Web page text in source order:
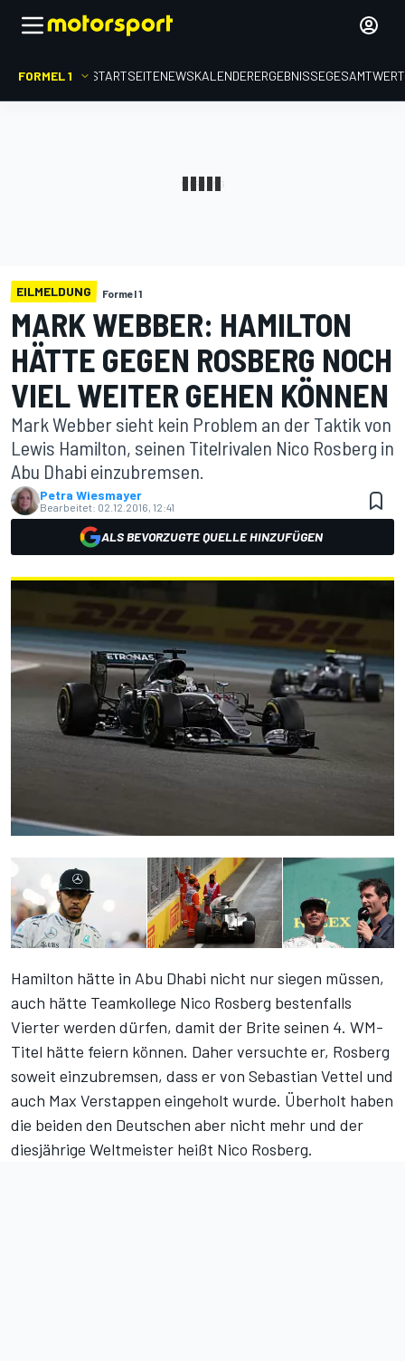
FORMEL 1 STARTSEITENEWSKALENDERERGEBNISSE
EILMELDUNG Formel 1
MARK WEBBER: HAMILTON
HÄTTE GEGEN ROSBERG NOCH
VIEL WEITER GEHEN KÖNNEN
Mark Webber sieht kein Problem an der Taktik von
Lewis Hamilton, seinen Titelrivalen Nico Rosberg in
Abu Dhabi einzubremsen.
Petra Wiesmayer
Bearbeitet: 02.12.2016, 12:41
ALS BEVORZUGTE QUELLE HINZUFÜGEN
Hamilton hätte in Abu Dhabi nicht nur siegen müssen,
auch hätte Teamkollege Nico Rosberg bestenfalls
Vierter werden dürfen, damit der Brite seinen 4. WM-
Titel hätte feiern können. Daher versuchte er, Rosberg
soweit einzubremsen, dass er von Sebastian Vettel und
auch Max Verstappen eingeholt wurde. Überholt haben
die beiden den Deutschen aber nicht mehr und der
diesjährige Weltmeister heißt Nico Rosberg.